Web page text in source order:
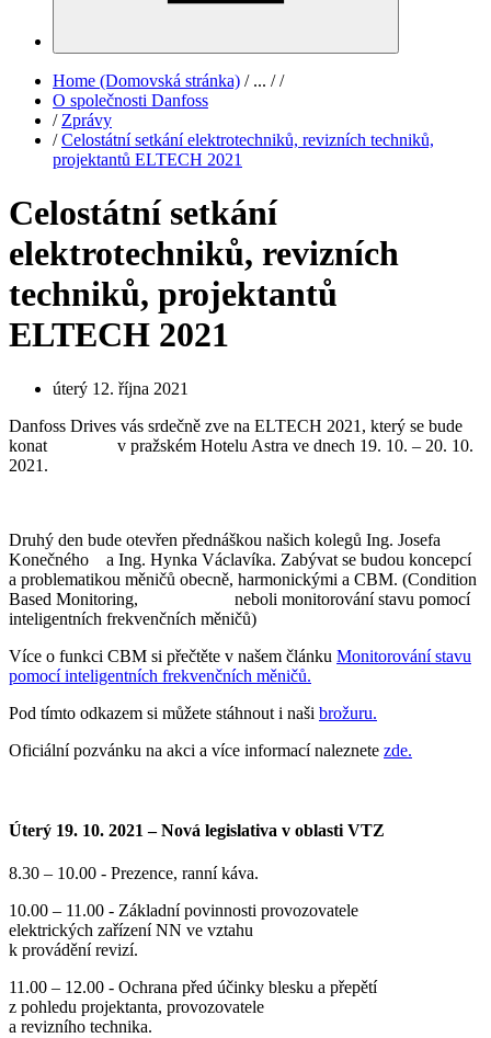
Home (Domovská stránka) /... / /
O společnosti Danfoss
/ Zprávy
/ Celostátní setkání elektrotechniků, revizních techniků,
projektantů ELTECH 2021
Celostátní setkání
elektrotechniků, revizních
techniků, projektantů
ELTECH 2021
úterý 12. října 2021
Danfoss Drives vás srdečně zve na ELTECH 2021, který se bude
konat v pražském Hotelu Astra ve dnech 19. 10. – 20. 10.
2021.
Druhý den bude otevřen přednáškou našich kolegů Ing. Josefa
Konečného a Ing. Hynka Václavíka. Zabývat se budou koncepcí
a problematikou měničů obecně, harmonickými a CBM. (Condition
Based Monitoring, neboli monitorování stavu pomocí
inteligentních frekvenčních měničů)
Více o funkci CBM si přečtěte v našem článku Monitorování stavu
pomocí inteligentních frekvenčních měničů.
Pod tímto odkazem si můžete stáhnout i naši brožuru.
Oficiální pozvánku na akci a více informací naleznete zde.
Úterý 19. 10. 2021 – Nová legislativa v oblasti VTZ
8.30 – 10.00 - Prezence, ranní káva.
10.00 – 11.00 - Základní povinnosti provozovatele
elektrických zařízení NN ve vztahu
k provádění revizí.
11.00 – 12.00 - Ochrana před účinky blesku a přepětí
z pohledu projektanta, provozovatele
a revizního technika.